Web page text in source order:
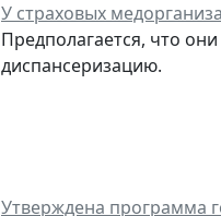
У страховых
Предполагается, что
диспансеризацию.
Утверждена программа